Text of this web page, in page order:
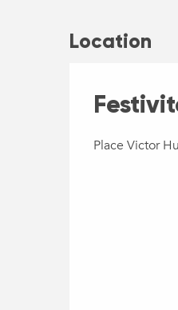
Location
Place Victor